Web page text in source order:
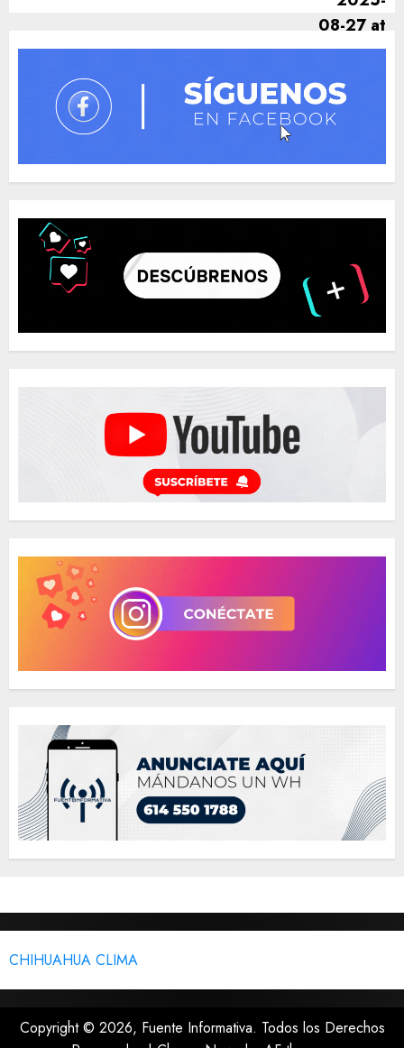
CHIHUAHUA CLIMA
Copyright © 2026, Fuente Informativa. Todos los Derechos